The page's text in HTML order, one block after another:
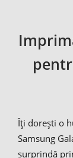
Îți dorești o
Samsung
surprindă